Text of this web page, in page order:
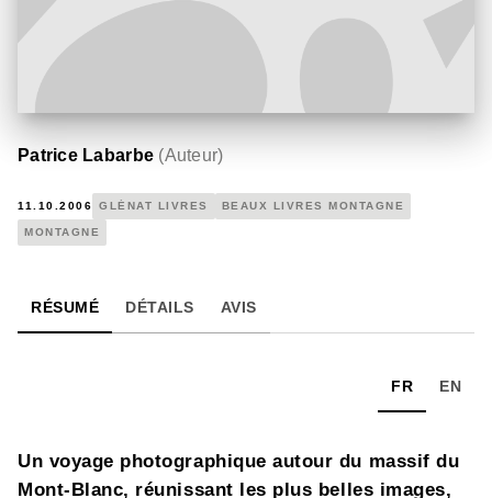
Patrice Labarbe (Auteur)
11.10.2006 GLÉNAT LIVRES BEAUX LIVRES MONTAGNE
MONTAGNE
RÉSUMÉ DÉTAILS AVIS
FR EN
Un voyage photographique autour du massif du
Mont-Blanc, réunissant les plus belles images,